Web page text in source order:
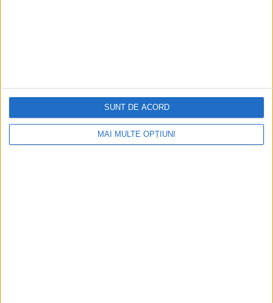
MAI MULTE OPȚIUNI
SUNT DE ACORD
CELE MAI VIZITATE